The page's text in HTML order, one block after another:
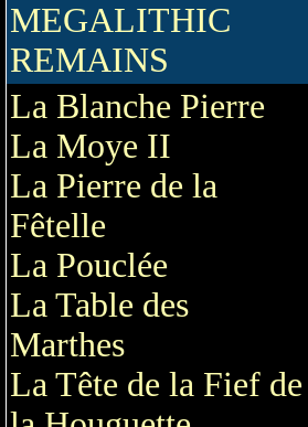
MEGALITHIC
REMAINS
La Blanche Pierre
La Moye II
La Pierre de la
Fêtelle
La Pouclée
La Table des
Marthes
La Tête de la Fief de